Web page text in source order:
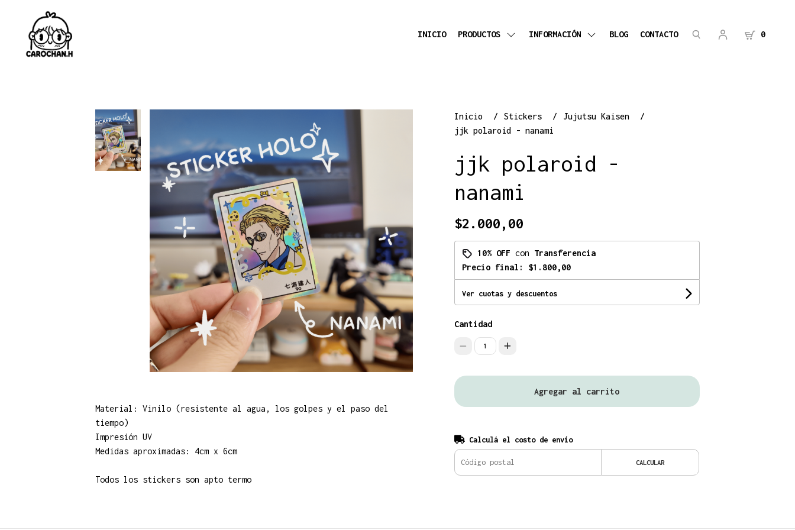
INICIO PRODUCTOS INFORMACIÓN BLOG CONTACTO 0
Material: Vinilo (resistente al agua, los golpes y el paso del
tiempo)
Impresión UV
Medidas aproximadas: 4cm x 6cm
Todos los stickers son apto termo
Inicio Stickers
Jujutsu Kaisen
jjk polaroid - nanami
jjk polaroid -
nanami
$2.000,00
10% OFF con Transferencia
Precio final: $1.800,00
Ver cuotas y descuentos
Cantidad
1
Agregar al carrito
Calculá el costo de envío
CALCULAR